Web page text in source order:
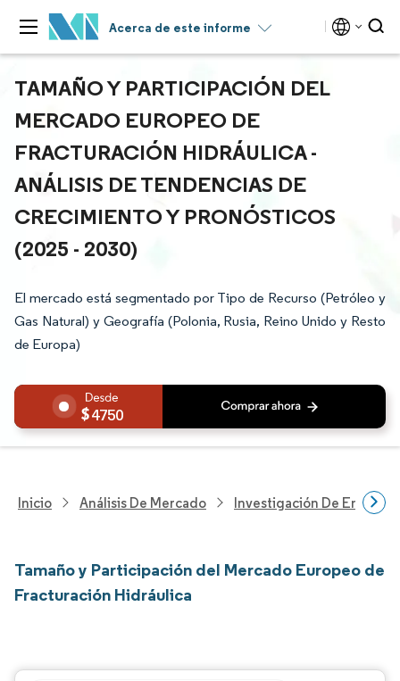
Acerca de este informe
TAMAÑO Y PARTICIPACIÓN DEL
MERCADO EUROPEO DE
FRACTURACIÓN HIDRÁULICA -
ANÁLISIS DE TENDENCIAS DE
CRECIMIENTO Y PRONÓSTICOS
(2025 - 2030)
El mercado está segmentado por Tipo de Recurso (Petróleo y
Gas Natural) y Geografía (Polonia, Rusia, Reino Unido y Resto
de Europa)
4750
Inicio Análisis De Mercado Investigación De Energía
Tamaño y Participación del Mercado Europeo de
Fracturación Hidráulica